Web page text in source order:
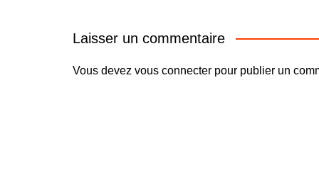
Laisser un commentaire
Vous devez vous connecter pour publier un